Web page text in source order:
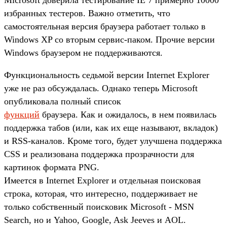
избранных тестеров. Важно отметить, что
самостоятельная версия браузера работает только в
Windows XP со вторым сервис-паком. Прочие версии
Windows браузером не поддерживаются.
Функциональность седьмой версии Internet Explorer
уже не раз обсуждалась. Однако теперь Microsoft
опубликовала полный список
функций браузера. Как и ожидалось, в нем появилась
поддержка табов (или, как их еще называют, вкладок)
и RSS-каналов. Кроме того, будет улучшена поддержка
CSS и реализована поддержка прозрачности для
картинок формата PNG.
Имеется в Internet Explorer и отдельная поисковая
строка, которая, что интересно, поддерживает не
только собственный поисковик Microsoft - MSN
Search, но и Yahoo, Google, Ask Jeeves и AOL.